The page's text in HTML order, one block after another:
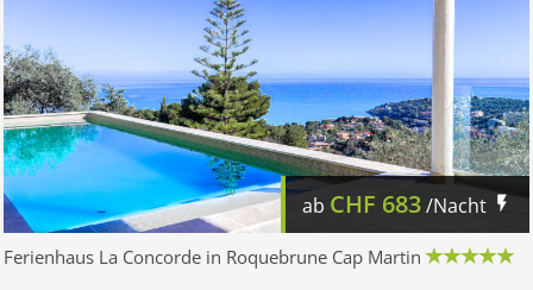
ab CHF 683/Nacht
Ferienhaus La Concorde in Roquebrune Cap Martin